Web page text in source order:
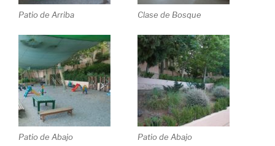
Patio de Arriba Clase de Bosque
Patio de Abajo Patio de Abajo